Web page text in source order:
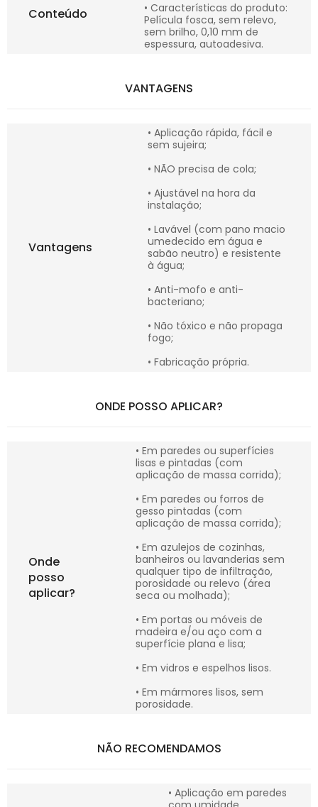
Conteúdo
• Características do produto:
Película fosca, sem relevo,
sem brilho, 0,10 mm de
espessura, autoadesiva.
VANTAGENS
Vantagens
• Aplicação rápida, fácil e
sem sujeira;
• NÃO precisa de cola;
• Ajustável na hora da
instalação;
• Lavável (com pano macio
umedecido em água e
sabão neutro) e resistente
à água;
• Anti-mofo e anti-
bacteriano;
• Não tóxico e não propaga
fogo;
• Fabricação própria.
ONDE POSSO APLICAR?
Onde
posso
aplicar?
• Em paredes ou superfícies
lisas e pintadas (com
aplicação de massa corrida);
• Em paredes ou forros de
gesso pintadas (com
aplicação de massa corrida);
• Em azulejos de cozinhas,
banheiros ou lavanderias sem
qualquer tipo de infiltração,
porosidade ou relevo (área
seca ou molhada);
• Em portas ou móveis de
madeira e/ou aço com a
superfície plana e lisa;
• Em vidros e espelhos lisos.
• Em mármores lisos, sem
porosidade.
NÃO RECOMENDAMOS
• Aplicação em paredes